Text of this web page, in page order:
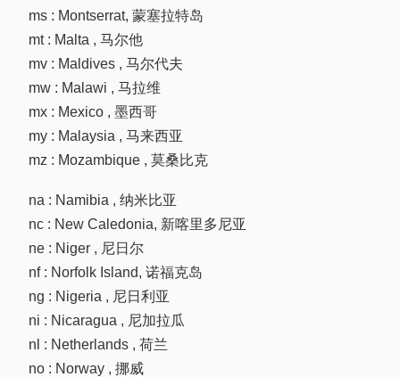
ms : Montserrat, 蒙塞拉特岛
mt : Malta , 马尔他
mv : Maldives , 马尔代夫
mw : Malawi , 马拉维
mx : Mexico , 墨西哥
my : Malaysia , 马来西亚
mz : Mozambique , 莫桑比克
na : Namibia , 纳米比亚
nc : New Caledonia, 新喀里多尼亚
ne : Niger , 尼日尔
nf : Norfolk Island, 诺福克岛
ng : Nigeria , 尼日利亚
ni : Nicaragua , 尼加拉瓜
nl : Netherlands , 荷兰
no : Norway , 挪威